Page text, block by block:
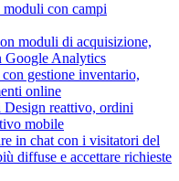
con campi
moduli di acquisizione,
Google Analytics
gestione inventario,
online
Design reattivo, ordini
mobile
in chat con i visitatori del
diffuse e accettare richieste